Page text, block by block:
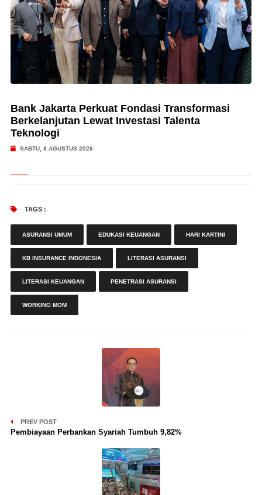
Bank Jakarta Perkuat Fondasi Transformasi
Berkelanjutan Lewat Investasi Talenta
Teknologi
SABTU, 8 AGUSTUS 2026
TAGS :
ASURANSI UMUM EDUKASI KEUANGAN HARI KARTINI
KB INSURANCE INDONESIA LITERASI ASURANSI
LITERASI KEUANGAN PENETRASI ASURANSI
WORKING MOM
PREV POST
Pembiayaan Perbankan Syariah Tumbuh 9,82%